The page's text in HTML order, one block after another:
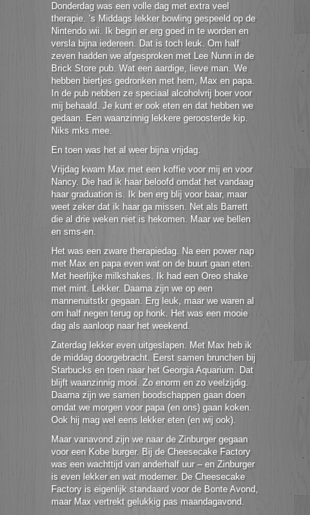
Donderdag was een volle dag met extra veel
therapie. ’s Middags lekker bowling gespeeld op de
Nintendo wii. Ik begin er erg goed in te worden en
versla bijna iedereen. Dat is toch leuk. Om half
zeven hadden we afgesproken met Lee Nunn in de
Brick Store pub. Wat een aardige, lieve man. We
hebben biertjes gedronken met hem, Max en papa.
In de pub nebben ze speciaal alcoholvrij boer voor
mij behaald. Je kunt er ook eten en dat hebben we
gedaan. Een waanzinnig lekkere geroosterde kip.
Niks mks mee.
En toen was het al weer bijna vrijdag.
Vrijdag kwam Max met een koffie voor mij en voor
Nancy. Die had ik haar beloofd omdat het vandaag
haar graduation is. Ik ben erg blij voor baar, maar
weet zeker dat ik haar ga missen. Net als Barrett
die al drie weken niet is hekomen. Maar we bellen
en sms-en.
Het was een zware therapiedag. Na een power nap
met Max en papa even wat on de buurt gaan eten.
Met heerlijke milkshakes. Ik had een Oreo shake
met mint. Lekker. Daarna zijn we op een
mannenuitstkr gegaan. Erg leuk, maar we waren al
om half negen terug op honk. Het was een mooie
dag als aanloop naar het weekend.
Zaterdag lekker even uitgeslapen. Met Max heb ik
de middag doorgebracht. Eerst samen brunchen bij
Starbucks en toen naar het Georgia Aquarium. Dat
blijft waanzinnig mooi. Zo enorm en zo veelzijdig.
Daarna zijn we samen boodschappen gaan doen
omdat we morgen voor papa (en ons) gaan koken.
Ook hij mag wel eens lekker eten (en wij ook).
Maar vanavond zijn we naar de Zinburger gegaan
voor een Kobe burger. Bij de Cheesecake Factory
was een wachttijd van anderhalf uur – en Zinburger
is even lekker en wat moderner. De Cheesecake
Factory is eigenlijk standaard voor de Bonte Avond,
maar Max vertrekt gelukkig pas maandagavond.